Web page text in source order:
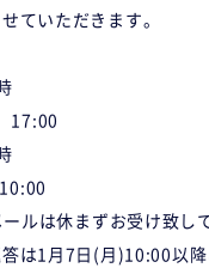
ていただきます。
17:00
ルは休まずお受け致し
は1月7日(月)10:00以降